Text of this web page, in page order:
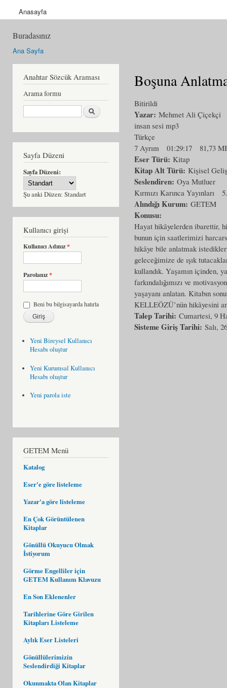
Anasayfa
Buradasınız
Ana Sayfa
Anahtar Sözcük Araması
Arama formu
Ara
Sayfa Düzeni
Sayfa Düzeni:
Şu anki Düzen: Standart
Kullanıcı girişi
Kullanıcı Adınız*
Parolanız*
Beni bu bilgisayarda hatırla
Yeni Bireysel Kullanıcı
Hesabı oluştur
Yeni Kurumsal Kullanıcı
Hesabı oluştur
Yeni parola iste
GETEM Menü
Katalog
Eser'e göre listeleme
Yazar'a göre listeleme
En Çok Görüntülenen
Kitaplar
Gönüllü Okuyucu Olmak
İstiyorum
Görme Engelliler için
GETEM Kullanım Klavuzu
En Son Eklenenler
Tarihlerine Göre Girilen
Kitapları Listeleme
Aylık Eser Listeleri
Gönüllülerimizin
Seslendirdiği Kitaplar
Okunmakta Olan Kitaplar
Boşuna
Bitirildi
Yazar: Mehmet Ali Çiçekçi
insan sesi mp3
Türkçe
7 Ayrım
01:29:17 81,73
Eser Türü: Kitap
Kitap Alt Türü: Kişisel
Seslendiren: Oya Mutluer
Kırmızı Karınca Yayınları
Alındığı Kurum: GETEM
Konusu:
Hayat hikâyelerden ibarettir,
bunun için saatlerimizi
hikâye bile anlatmak
geleceğimize de ışık
kullandık. Yaşamın içinden,
farkındalığımızı ve
yaşayanı anlatan. Kitabın
KELLEÖZÜ’nün hikâyesini
Talep Tarihi: Cumartesi, 9
Sisteme Giriş Tarihi: Salı,